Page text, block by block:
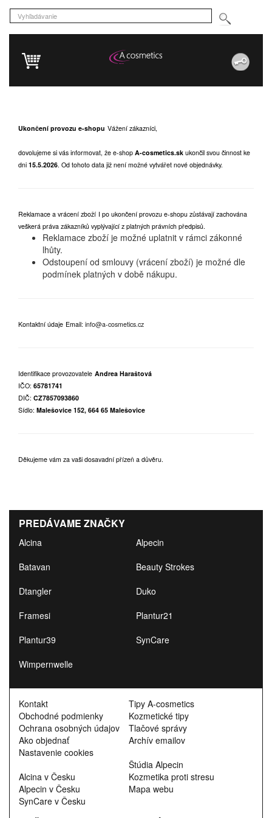
Ukončení provozu e-shopu Vážení zákazníci,
dovolujeme si vás informovat, že e-shop A-cosmetics.sk ukončil svou činnost ke
dni 15.5.2026. Od tohoto data již není možné vytvářet nové objednávky.
Reklamace a vrácení zboží I po ukončení provozu e-shopu zůstávají zachována
veškerá práva zákazníků vyplývající z platných právních předpisů.
Reklamace zboží je možné uplatnit v rámci zákonné
lhůty.
Odstoupení od smlouvy (vrácení zboží) je možné dle
podmínek platných v době nákupu.
Kontaktní údaje Email: info@a-cosmetics.cz
Identifikace provozovatele Andrea Haraštová
IČO: 65781741
DIČ: CZ7857093860
Sídlo: Malešovice 152, 664 65 Malešovice
Děkujeme vám za vaši dosavadní přízeň a důvěru.
PREDÁVAME ZNAČKY
Alcina
Alpecin
Batavan
Beauty Strokes
Dtangler
Duko
Framesi
Plantur21
Plantur39
SynCare
Wimpernwelle
Kontakt
Obchodné podmienky
Ochrana osobných údajov
Ako objednať
Nastavenie cookies
Alcina v Česku
Alpecin v Česku
SynCare v Česku
Tipy A-cosmetics
Kozmetické tipy
Tlačové správy
Archív emailov
Štúdia Alpecin
Kozmetika proti stresu
Mapa webu